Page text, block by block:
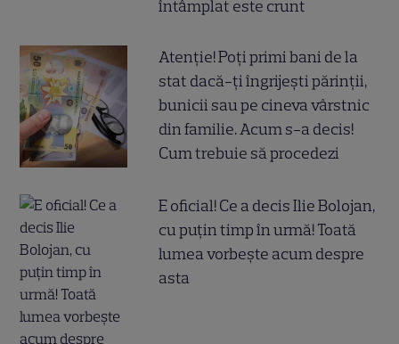
întâmplat este crunt
Atenție! Poți primi bani de la
stat dacă-ți îngrijești părinții,
bunicii sau pe cineva vârstnic
din familie. Acum s-a decis!
Cum trebuie să procedezi
E oficial! Ce a decis Ilie Bolojan,
cu puțin timp în urmă! Toată
lumea vorbește acum despre
asta